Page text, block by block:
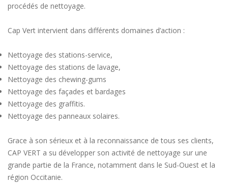
procédés de nettoyage.
Cap Vert intervient dans différents domaines d’action :
Nettoyage des stations-service,
Nettoyage des stations de lavage,
Nettoyage des chewing-gums
Nettoyage des façades et bardages
Nettoyage des graffitis.
Nettoyage des panneaux solaires.
Grace à son sérieux et à la reconnaissance de tous ses clients,
CAP VERT a su développer son activité de nettoyage sur une
grande partie de la France, notamment dans le Sud-Ouest et la
région Occitanie.